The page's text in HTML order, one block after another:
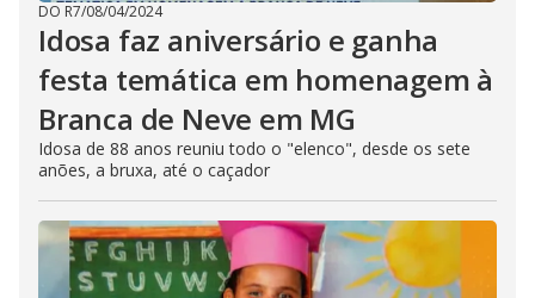
DO R7/08/04/2024
Idosa faz aniversário e ganha
festa temática em homenagem à
Branca de Neve em MG
Idosa de 88 anos reuniu todo o "elenco", desde os sete
anões, a bruxa, até o caçador